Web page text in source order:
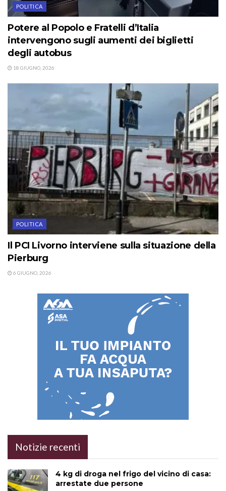
POLITICA
Potere al Popolo e Fratelli d’Italia
intervengono sugli aumenti dei biglietti
degli autobus
18 GIUGNO, 2026
POLITICA
Il PCI Livorno interviene sulla situazione della
Pierburg
6 GIUGNO, 2026
Notizie recenti
4 kg di droga nel frigo del vicino di casa:
arrestate due persone